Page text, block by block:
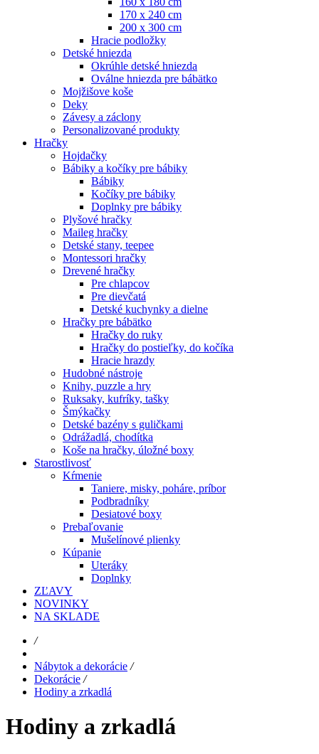
170 x 240 cm
200 x 300 cm
Hracie podložky
Detské hniezda
Okrúhle detské hniezda
Oválne hniezda pre bábätko
Mojžišove koše
Deky
Závesy a záclony
Personalizované produkty
Hračky
Hojdačky
Bábiky a kočíky pre bábiky
Bábiky
Kočíky pre bábiky
Doplnky pre bábiky
Plyšové hračky
Maileg hračky
Detské stany, teepee
Montessori hračky
Drevené hračky
Pre chlapcov
Pre dievčatá
Detské kuchynky a dielne
Hračky pre bábätko
Hračky do ruky
Hračky do postieľky, do kočíka
Hracie hrazdy
Hudobné nástroje
Knihy, puzzle a hry
Ruksaky, kufríky, tašky
Šmýkačky
Detské bazény s guličkami
Odrážadlá, chodítka
Koše na hračky, úložné boxy
Starostlivosť
Kŕmenie
Taniere, misky, poháre, príbor
Podbradníky
Desiatové boxy
Prebaľovanie
Mušelínové plienky
Kúpanie
Uteráky
Doplnky
ZĽAVY
NOVINKY
NA SKLADE
/
Nábytok a dekorácie /
Dekorácie /
Hodiny a zrkadlá
Hodiny a zrkadlá